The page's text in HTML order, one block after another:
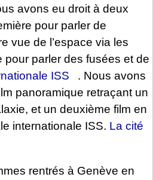
avons eu droit à deux
pour parler de
vue de l’espace via les
pour parler des fusées et de
ISS
. Nous avons
panoramique retraçant un
et un deuxième film en
internationale ISS. La cité
rentrés à Genève en